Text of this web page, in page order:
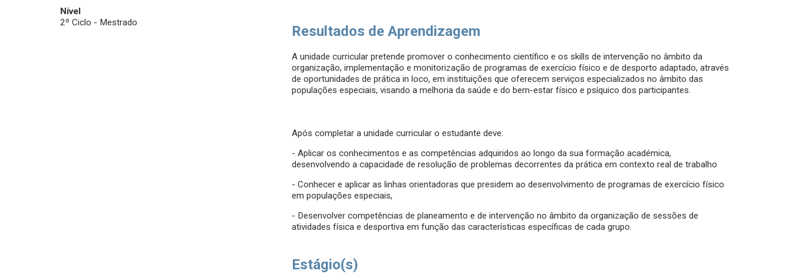
Nível
2º Ciclo - Mestrado
Resultados de Aprendizagem
A unidade curricular pretende promover o conhecimento científico e os skills de intervenção no âmbito da
organização, implementação e monitorização de programas de exercício físico e de desporto adaptado, através
de oportunidades de prática in loco, em instituições que oferecem serviços especializados no âmbito das
populações especiais, visando a melhoria da saúde e do bem-estar físico e psíquico dos participantes.
Após completar a unidade curricular o estudante deve:
- Aplicar os conhecimentos e as competências adquiridos ao longo da sua formação académica,
desenvolvendo a capacidade de resolução de problemas decorrentes da prática em contexto real de trabalho
- Conhecer e aplicar as linhas orientadoras que presidem ao desenvolvimento de programas de exercício físico
em populações especiais,
- Desenvolver competências de planeamento e de intervenção no âmbito da organização de sessões de
atividades física e desportiva em função das características específicas de cada grupo.
Estágio(s)